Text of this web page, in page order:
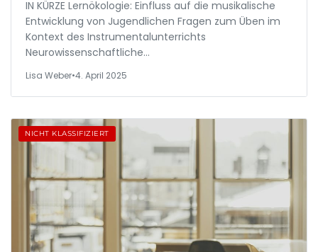
IN KÜRZE Lernökologie: Einfluss auf die musikalische
Entwicklung von Jugendlichen Fragen zum Üben im
Kontext des Instrumentalunterrichts
Neurowissenschaftliche…
Lisa Weber•4. April 2025
NICHT KLASSIFIZIERT